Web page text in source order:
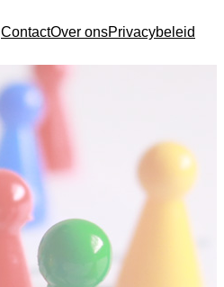
ContactOver onsPrivacybeleid